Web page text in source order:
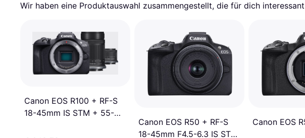
Wir haben eine Produktauswahl zusammengestellt, die für dich
Canon EOS R100 + RF-S
18-45mm IS STM + 55-
Canon EOS R50 + RF-S
18-45mm F4.5-6.3 IS STM
Canon EOS